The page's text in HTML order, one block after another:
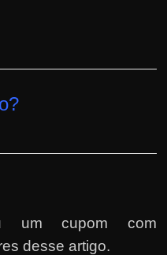
um cupom com
desse artigo.